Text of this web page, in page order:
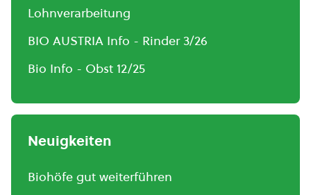
Lohnverarbeitung
BIO AUSTRIA Info - Rinder 3/26
Bio Info - Obst 12/25
Neuigkeiten
Biohöfe gut weiterführen